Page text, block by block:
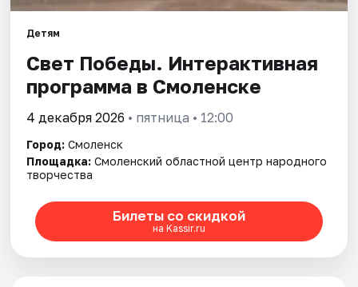
Детям
Свет Победы. Интерактивная
программа в Смоленске
4 декабря 2026 • пятница • 12:00
Город: Смоленск
Площадка: Смоленский областной центр народного
творчества
Билеты со скидкой
на Kassir.ru